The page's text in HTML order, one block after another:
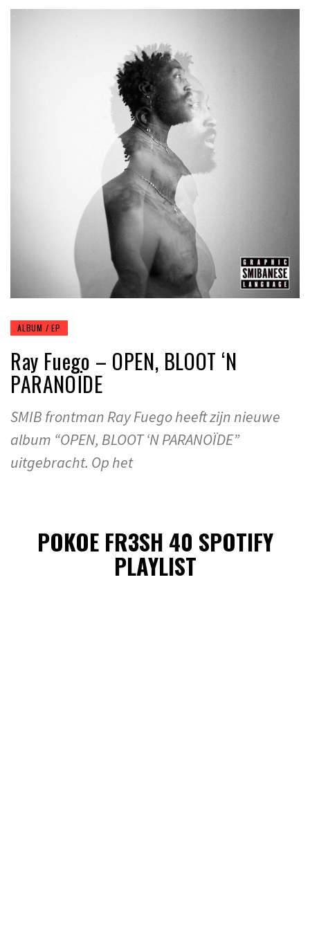
ALBUM / EP
Ray Fuego – OPEN, BLOOT ‘N
PARANOÏDE
SMIB frontman Ray Fuego heeft zijn nieuwe
album “OPEN, BLOOT ‘N PARANOÏDE”
uitgebracht. Op het
POKOE FR3SH 40 SPOTIFY
PLAYLIST